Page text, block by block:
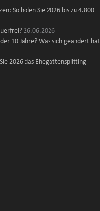
So holen Sie 2026 bis zu 4.800
26.06.2026
10 Jahre? Was sich geändert hat
2026 das Ehegattensplitting